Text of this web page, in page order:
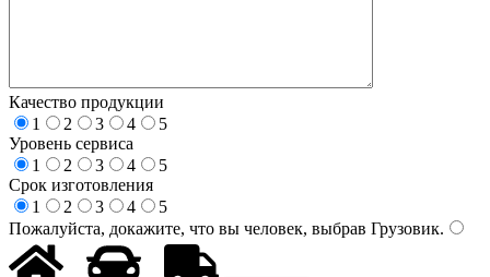
Качество продукции
1
2 3 4
5
Уровень сервиса
1
2 3 4
5
Срок изготовления
1
2 3 4
5
Пожалуйста, докажите, что вы человек, выбрав Грузовик.